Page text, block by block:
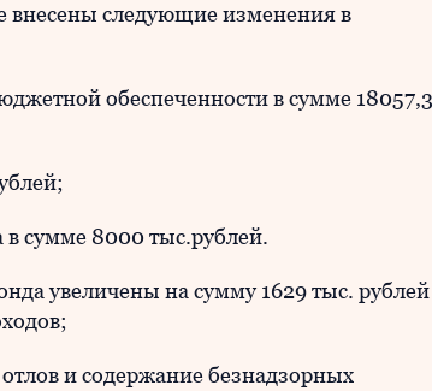
внесены следующие изменения в
обеспеченности в сумме 18057,3
сумме 8000 тыс.рублей.
увеличены на сумму 1629 тыс. рублей
и содержание безнадзорных